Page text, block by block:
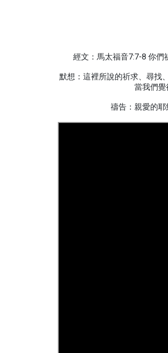
經文：馬太福音7:7-8 你們
默想：這裡所說的祈求、尋找
當我們
禱告：親愛的